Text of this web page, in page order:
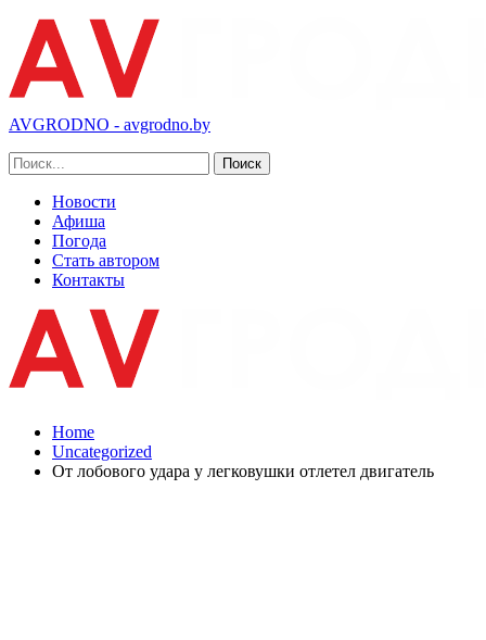
AVGRODNO - avgrodno.by
Новости
Афиша
Погода
Стать автором
Контакты
Home
Uncategorized
От лобового удара у легковушки отлетел двигатель